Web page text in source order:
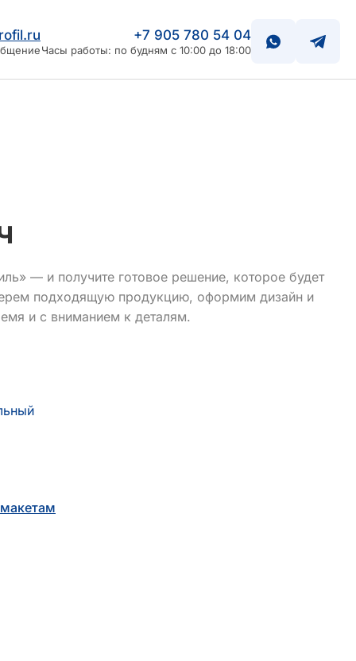
+7 905 780 54 04
Часы работы: по будням с 10:00 до 18:00
— и получите готовое решение, которое будет
подходящую продукцию, оформим дизайн и
и с вниманием к деталям.